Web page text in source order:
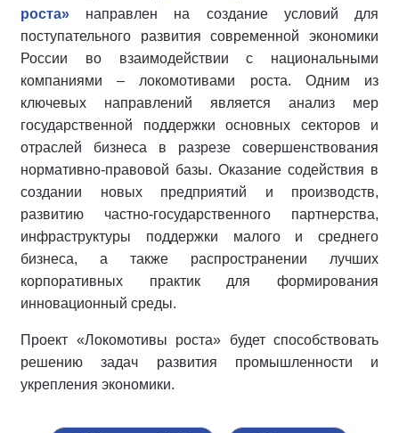
роста» направлен на создание условий для
поступательного развития современной экономики
России во взаимодействии с национальными
компаниями – локомотивами роста. Одним из
ключевых направлений является анализ мер
государственной поддержки основных секторов и
отраслей бизнеса в разрезе совершенствования
нормативно-правовой базы. Оказание содействия в
создании новых предприятий и производств,
развитию частно-государственного партнерства,
инфраструктуры поддержки малого и среднего
бизнеса, а также распространении лучших
корпоративных практик для формирования
инновационный среды.
Проект «Локомотивы роста» будет способствовать
решению задач развития промышленности и
укрепления экономики.